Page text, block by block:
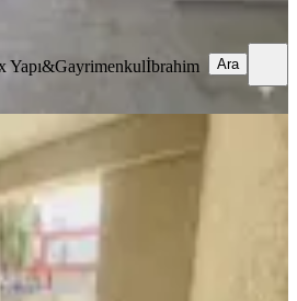
Yapı&Gayrimenkulİbrahim
Ara
Mahallesinde 2+1 Giriş Kat
Kavaklı Mahallesi
m² Düz Giriş (Zemin)
₺